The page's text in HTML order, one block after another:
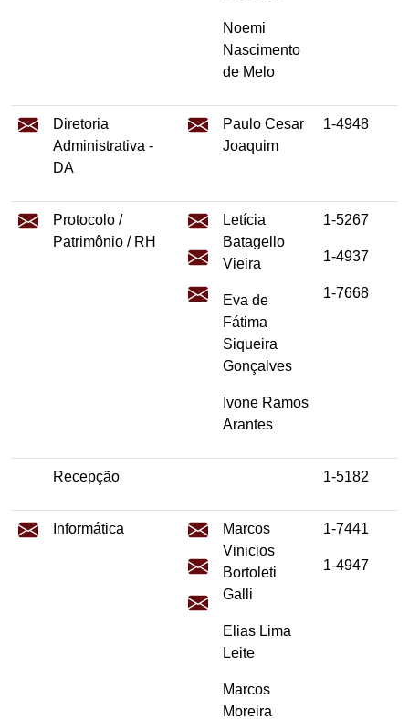
Noemi
Nascimento
de Melo
Diretoria
Administrativa -
DA
Paulo Cesar
Joaquim
1-4948
Protocolo /
Patrimônio / RH
Letícia
Batagello
Vieira
Eva de
Fátima
Siqueira
Gonçalves
Ivone Ramos
Arantes
1-5267
1-4937
1-7668
Recepção 1-5182
Informática
Marcos
Vinicios
Bortoleti
Galli
Elias Lima
Leite
Marcos
Moreira
1-7441
1-4947